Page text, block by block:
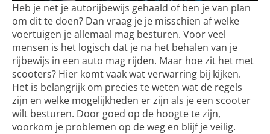
Heb je net je autorijbewijs gehaald of ben je van plan
om dit te doen? Dan vraag je je misschien af welke
voertuigen je allemaal mag besturen. Voor veel
mensen is het logisch dat je na het behalen van je
rijbewijs in een auto mag rijden. Maar hoe zit het met
scooters? Hier komt vaak wat verwarring bij kijken.
Het is belangrijk om precies te weten wat de regels
zijn en welke mogelijkheden er zijn als je een scooter
wilt besturen. Door goed op de hoogte te zijn,
voorkom je problemen op de weg en blijf je veilig.